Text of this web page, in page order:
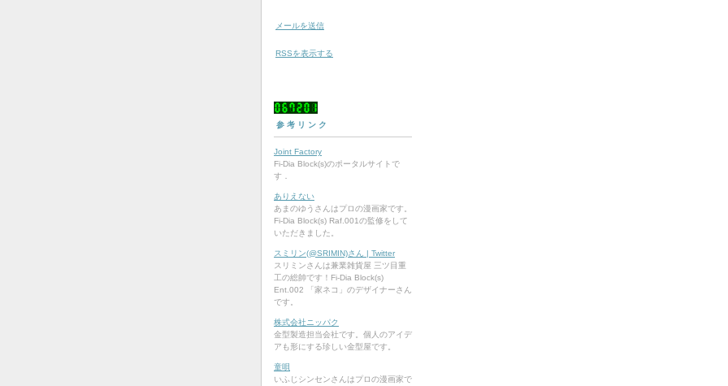
メールを送信
RSSを表示する
0 6 7 2 0
参考リンク
Joint Factory
Fi-Dia Block(s)のポータルサイトで
す．
ありえない
あまのゆうさんはプロの漫画家です。
Fi-Dia Block(s) Raf.001の監修をして
いただきました。
スミリン(@SRIMIN)さん | Twitter
スリミンさんは兼業雑貨屋 三ツ目重
工の総帥です！Fi-Dia Block(s)
Ent.002 「家ネコ」のデザイナーさん
です。
株式会社ニッパク
金型製造担当会社です。個人のアイデ
アも形にする珍しい金型屋です。
童唄
いふじシンセンさんはプロの漫画家で